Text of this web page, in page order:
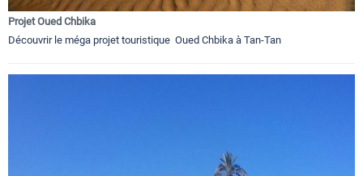
Projet Oued Chbika
Découvrir le méga projet touristique Oued Chbika à Tan-Tan